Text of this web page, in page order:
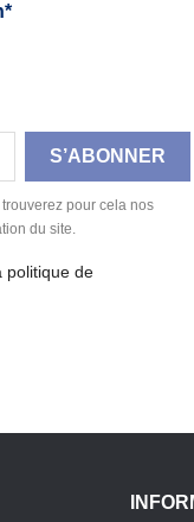
pour cela nos
du site.
politique de